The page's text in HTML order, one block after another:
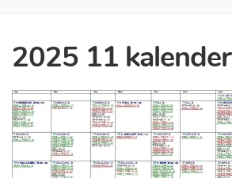
2025 11 kalender